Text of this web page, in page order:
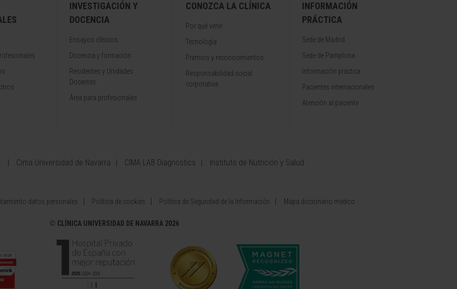
INVESTIGACIÓN Y
DOCENCIA
Ensayos clínicos
Docencia y formación
Residentes y Unidades
Docentes
Área para profesionales
CONOZCA LA CLÍNICA
Por qué venir
Tecnología
Premios y reconocimientos
Responsabilidad social
corporativa
INFORMACIÓN
PRÁCTICA
Sede de Madrid
Sede de Pamplona
Información práctica
Pacientes internacionales
Atención al paciente
Cima Universidad de Navarra CIMA LAB Diagnostics Instituto de Nutrición y Salud
datos personales Política de cookies Política de Seguridad de la Información Mapa diccionario médico
© CLÍNICA UNIVERSIDAD DE NAVARRA 2026